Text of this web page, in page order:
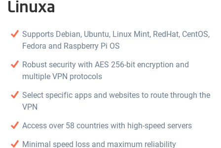
Linuxa
Supports Debian, Ubuntu, Linux Mint, RedHat, CentOS,
Fedora and Raspberry Pi OS
Robust security with AES 256-bit encryption and
multiple VPN protocols
Select specific apps and websites to route through the
VPN
Access over 58 countries with high-speed servers
Minimal speed loss and maximum reliability